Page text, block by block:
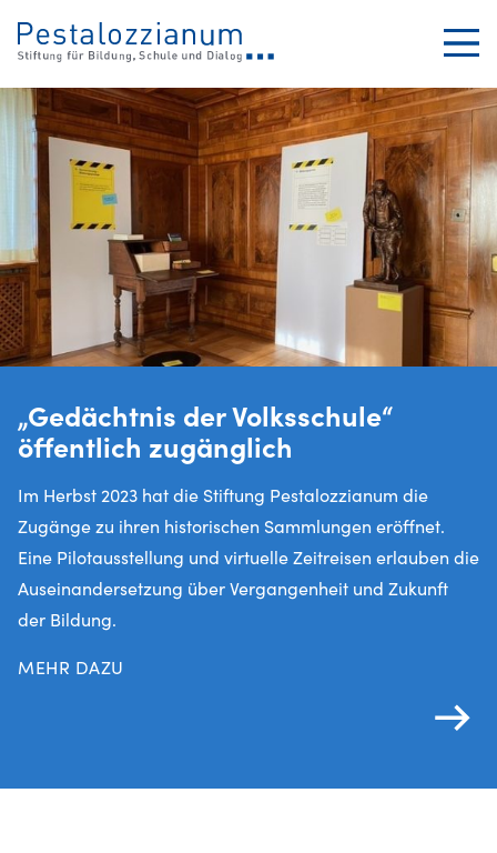
Close
„Gedächtnis der Volksschule“
öffentlich zugänglich
Im Herbst 2023 hat die Stiftung Pestalozzianum die
Zugänge zu ihren historischen Sammlungen eröffnet.
Eine Pilotausstellung und virtuelle Zeitreisen erlauben die
Auseinandersetzung über Vergangenheit und Zukunft
der Bildung.
MEHR DAZU